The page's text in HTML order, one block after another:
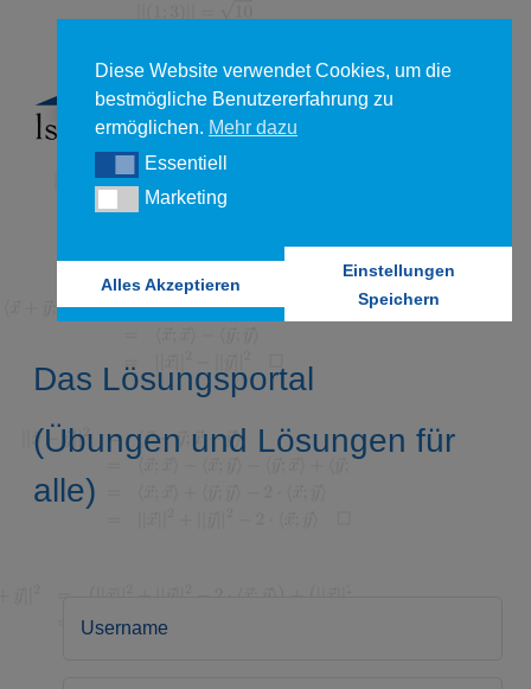
Das Lösungsportal
(Übungen und Lösungen für
alle)
Diese Website verwendet Cookies, um die
bestmögliche Benutzererfahrung zu
ermöglichen. Mehr dazu
EssentiellEssentiell
MarketingMarketing
Alles Akzeptieren
Einstellungen
Speichern